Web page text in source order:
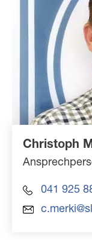
Christoph
041 925